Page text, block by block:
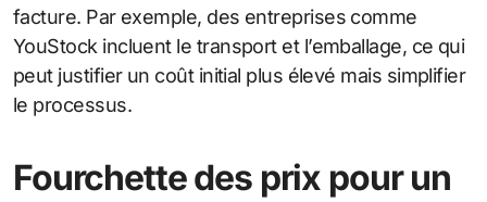
facture. Par exemple, des entreprises comme
YouStock incluent le transport et l’emballage, ce qui
peut justifier un coût initial plus élevé mais simplifier
le processus.
Fourchette des prix pour un